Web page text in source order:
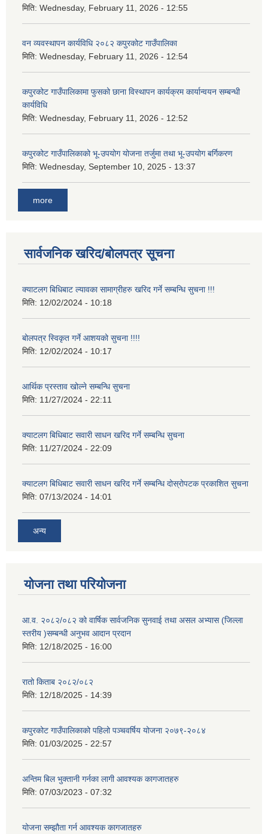
मिति: Wednesday, February 11, 2026 - 12:55
वन व्यवस्थापन कार्यविधि २०८२ कपुरकोट गाउँपालिका
मिति: Wednesday, February 11, 2026 - 12:54
कपुरकोट गाउँपालिकामा फुसको छाना विस्थापन कार्यक्रम कार्यान्वयन सम्बन्धी
कार्यविधि
मिति: Wednesday, February 11, 2026 - 12:52
कपुरकोट गाउँपालिकाको भू-उपयोग योजना तर्जुमा तथा भू-उपयोग बर्गिकरण
मिति: Wednesday, September 10, 2025 - 13:37
more
सार्वजनिक खरिद/बोलपत्र सूचना
क्याटलग बिधिबाट ल्यावका सामाग्रीहरु खरिद गर्ने सम्बन्धि सुचना !!!
मिति: 12/02/2024 - 10:18
बोलपत्र स्विकृत गर्ने आशयको सुचना !!!!
मिति: 12/02/2024 - 10:17
आर्थिक प्रस्ताव खोल्ने सम्बन्धि सुचना
मिति: 11/27/2024 - 22:11
क्याटलग बिधिबाट सवारी साधन खरिद गर्ने सम्बन्धि सुचना
मिति: 11/27/2024 - 22:09
क्याटलग बिधिबाट सवारी साधन खरिद गर्ने सम्बन्धि दोस्रोपटक प्रकाशित सुचना
मिति: 07/13/2024 - 14:01
अन्य
योजना तथा परियोजना
आ.व. २०८२/०८२ को वार्षिक सार्वजनिक सुनवाई तथा असल अभ्यास (जिल्ला
स्तरीय )सम्बन्धी अनुभव आदान प्रदान
मिति: 12/18/2025 - 16:00
रातो किताब २०८२/०८२
मिति: 12/18/2025 - 14:39
कपुरकोट गाउँपालिकाको पहिलो पञ्चवर्षिय योजना २०७९-२०८४
मिति: 01/03/2025 - 22:57
अन्तिम बिल भुक्तानी गर्नका लागी आवश्यक कागजातहरु
मिति: 07/03/2023 - 07:32
योजना सम्झौता गर्न आवश्यक कागजातहरु